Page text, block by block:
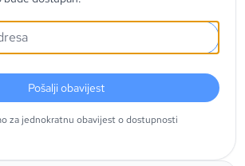
Pošalji obavijest
za jednokratnu obavijest o dostupnosti